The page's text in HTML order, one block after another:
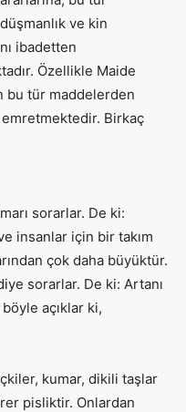
ve kin
ibadetten
Özellikle Maide
bu tür maddelerden
Birkaç
sorarlar. De ki:
insanlar için bir takım
çok daha büyüktür.
sorarlar. De ki: Artanı
açıklar ki,
kumar, dikili taşlar
pisliktir. Onlardan